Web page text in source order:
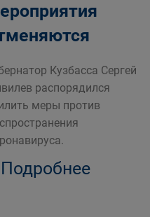
Кузбасса Сергей
распорядился
меры против
Подробнее